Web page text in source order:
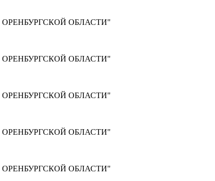
ОБЛАСТИ"
ОБЛАСТИ"
ОБЛАСТИ"
ОБЛАСТИ"
ОБЛАСТИ"